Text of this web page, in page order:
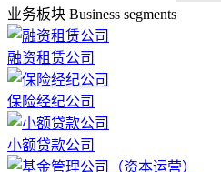
业务板块 Business segments
融资租赁公司
保险经纪公司
小额贷款公司